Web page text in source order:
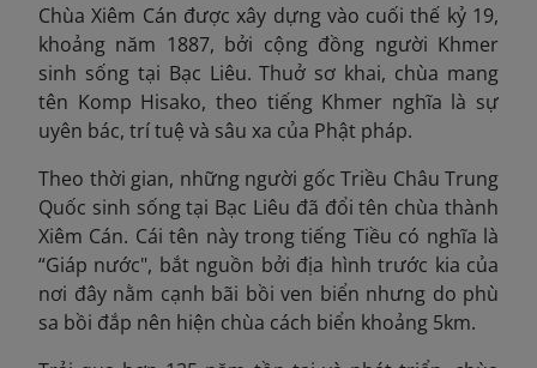
Chùa Xiêm Cán được xây dựng vào cuối thế kỷ 19,
khoảng năm 1887, bởi cộng đồng người Khmer
sinh sống tại Bạc Liêu.Thuở sơ khai, chùa mang
tên Komp Hisako, theo tiếng Khmer nghĩa là sự
uyên bác, trí tuệ và sâu xa của Phật pháp.
Theo thời gian, những người gốc Triều Châu Trung
Quốc sinh sống tại Bạc Liêu đã đổi tên chùa thành
Xiêm Cán. Cái tên này trong tiếng Tiều có nghĩa là
“Giáp nước", bắt nguồn bởi địa hình trước kia của
nơi đây nằm cạnh bãi bồi ven biển nhưng do phù
sa bồi đắp nên hiện chùa cách biển khoảng 5km.